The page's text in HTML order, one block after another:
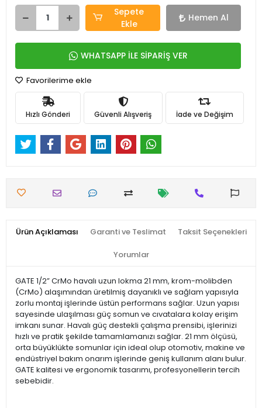
Sepete
Ekle
Hemen Al
WHATSAPP İLE SİPARİŞ VER
Favorilerime ekle
Hızlı Gönderi Güvenli Alışveriş İade ve Değişim
Ürün Açıklaması Garanti ve Teslimat Taksit Seçenekleri
Yorumlar
GATE 1/2” CrMo havalı uzun lokma 21 mm, krom-molibden
(CrMo) alaşımından üretilmiş dayanıklı ve sağlam yapısıyla
zorlu montaj işlerinde üstün performans sağlar. Uzun yapısı
sayesinde ulaşılması güç somun ve cıvatalara kolay erişim
imkanı sunar. Havalı güç destekli çalışma prensibi, işlerinizi
hızlı ve pratik şekilde tamamlamanızı sağlar. 21 mm ölçüsü,
orta büyüklükte somunlar için ideal olup otomotiv, makine ve
endüstriyel bakım onarım işlerinde geniş kullanım alanı bulur.
GATE kalitesi ve ergonomik tasarımı, profesyonellerin tercih
sebebidir.